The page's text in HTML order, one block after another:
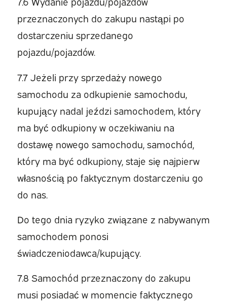
przeznaczonych do zakupu nastąpi po
dostarczeniu sprzedanego
pojazdu/pojazdów.
7.7 Jeżeli przy sprzedaży nowego
samochodu za odkupienie samochodu,
kupujący nadal jeździ samochodem, który
ma być odkupiony w oczekiwaniu na
dostawę nowego samochodu, samochód,
który ma być odkupiony, staje się najpierw
własnością po faktycznym dostarczeniu go
do nas.
Do tego dnia ryzyko związane z nabywanym
samochodem ponosi
świadczeniodawca/kupujący.
7.8 Samochód przeznaczony do zakupu
musi posiadać w momencie faktycznego